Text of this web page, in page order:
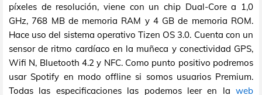
píxeles de resolución, viene con un chip Dual-Core a 1,0
GHz, 768 MB de memoria RAM y 4 GB de memoria ROM.
Hace uso del sistema operativo Tizen OS 3.0. Cuenta con un
sensor de ritmo cardíaco en la muñeca y conectividad GPS,
Wifi N, Bluetooth 4.2 y NFC. Como punto positivo podremos
usar Spotify en modo offline si somos usuarios Premium.
Todas las especificaciones las podemos leer en la web